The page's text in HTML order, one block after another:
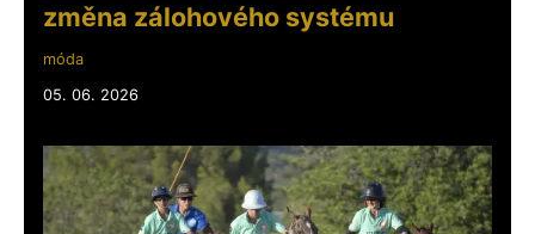
změna zálohového systému
móda
05. 06. 2026